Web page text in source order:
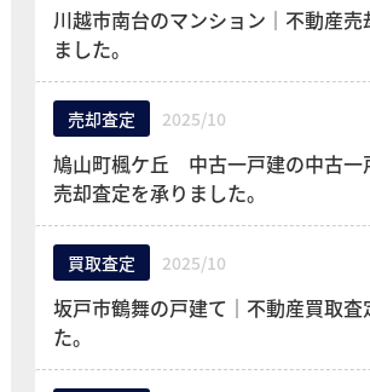
川越市南台のマンション｜不動産売
ました。
売却査定 2025/10
鳩山町楓ケ丘 中古一戸建の中古一
売却査定を承りました。
買取査定 2025/10
坂戸市鶴舞の戸建て｜不動産買取査
た。